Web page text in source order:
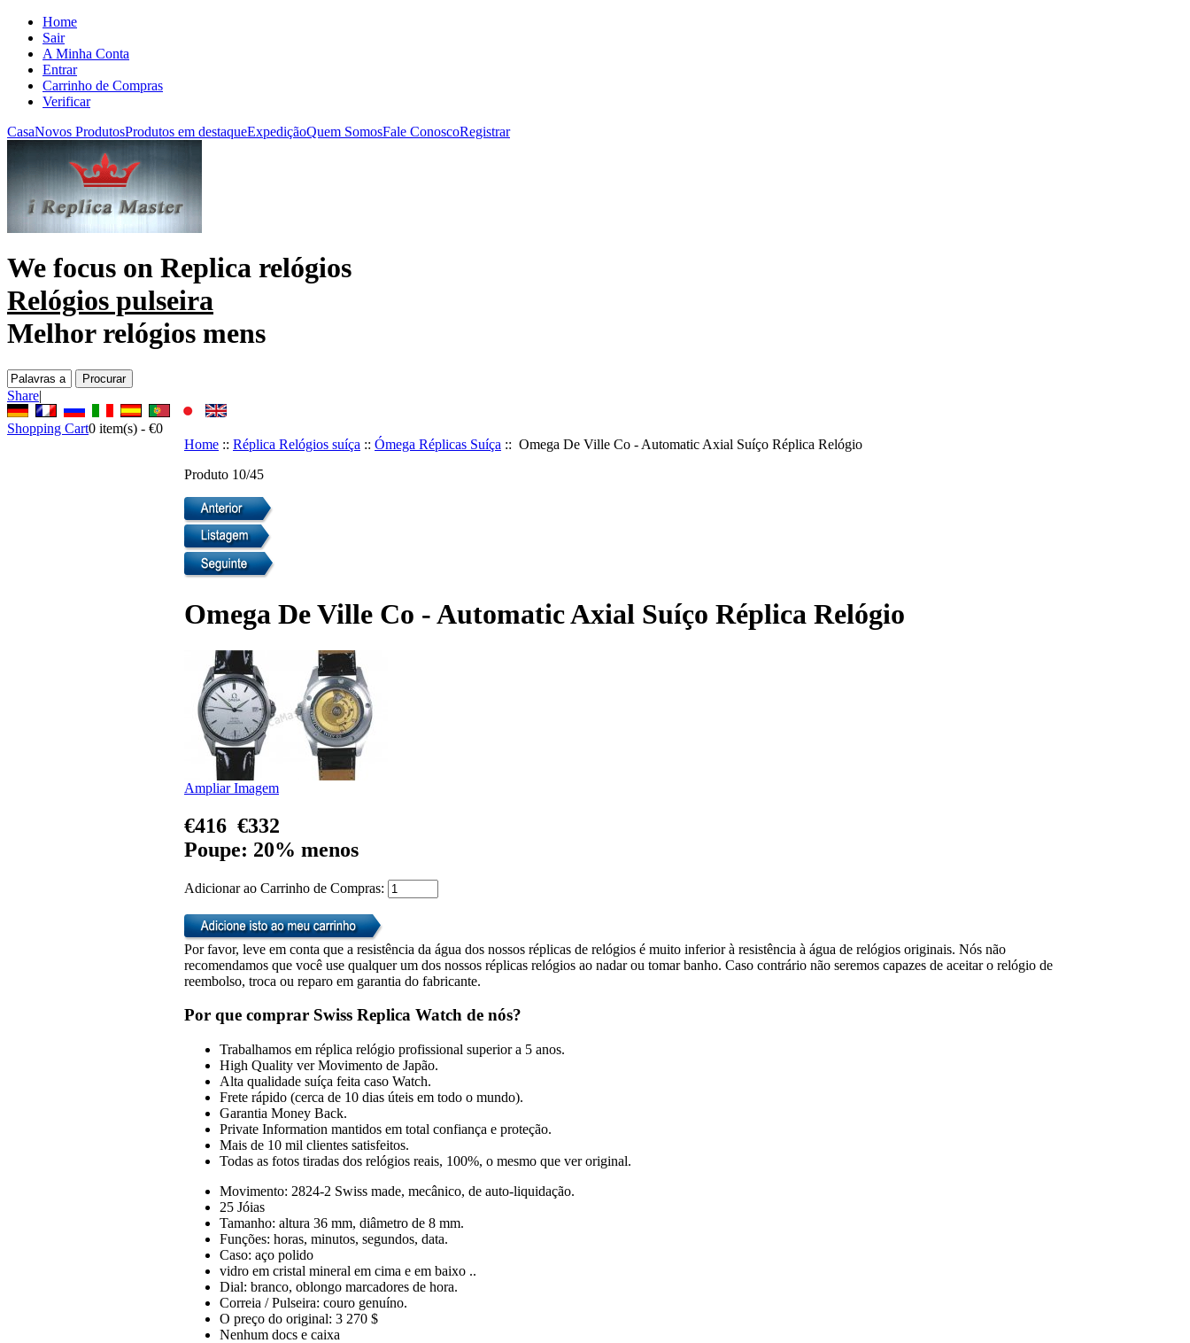
Home
Sair
A Minha Conta
Entrar
Carrinho de Compras
Verificar
CasaNovos ProdutosProdutos em destaqueExpediçãoQuem SomosFale ConoscoRegistrar
We focus on Replica relógios
Relógios pulseira
Melhor relógios mens
Share|
Shopping Cart0 item(s) - €0
Home :: Réplica Relógios suíça :: Ómega Réplicas Suíça :: Omega De Ville Co - Automatic Axial Suíço Réplica Relógio
Produto 10/45
Omega De Ville Co - Automatic Axial Suíço Réplica Relógio
Ampliar Imagem
€416 €332
Poupe: 20% menos
Adicionar ao Carrinho de Compras:
Por favor, leve em conta que a resistência da água dos nossos réplicas de relógios é muito inferior à resistência à água de relógios originais. Nós não
recomendamos que você use qualquer um dos nossos réplicas relógios ao nadar ou tomar banho. Caso contrário não seremos capazes de aceitar o relógio de
reembolso, troca ou reparo em garantia do fabricante.
Por que comprar Swiss Replica Watch de nós?
Trabalhamos em réplica relógio profissional superior a 5 anos.
High Quality ver Movimento de Japão.
Alta qualidade suíça feita caso Watch.
Frete rápido (cerca de 10 dias úteis em todo o mundo).
Garantia Money Back.
Private Information mantidos em total confiança e proteção.
Mais de 10 mil clientes satisfeitos.
Todas as fotos tiradas dos relógios reais, 100%, o mesmo que ver original.
Movimento: 2824-2 Swiss made, mecânico, de auto-liquidação.
25 Jóias
Tamanho: altura 36 mm, diâmetro de 8 mm.
Funções: horas, minutos, segundos, data.
Caso: aço polido
vidro em cristal mineral em cima e em baixo ..
Dial: branco, oblongo marcadores de hora.
Correia / Pulseira: couro genuíno.
O preço do original: 3 270 $
Nenhum docs e caixa